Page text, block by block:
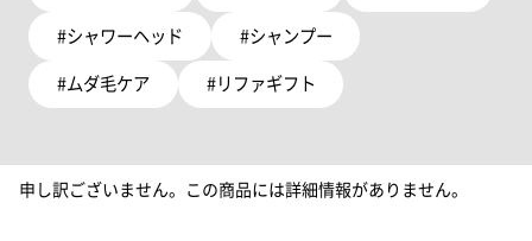
#シャワーヘッド #シャンプー
#ムダ毛ケア #リファギフト
申し訳ございません。この商品には詳細情報がありません。